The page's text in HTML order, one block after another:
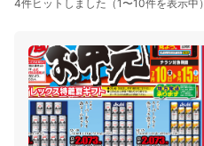
4件ヒットしました（1〜10件を表示中）